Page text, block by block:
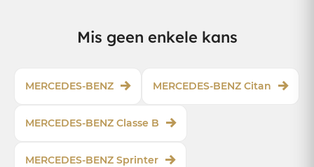
Mis geen enkele kans
MERCEDES-BENZ MERCEDES-BENZ Citan
MERCEDES-BENZ Classe B
MERCEDES-BENZ Sprinter